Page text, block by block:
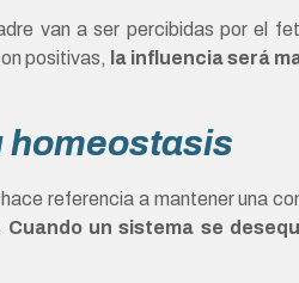
van a ser percibidas por el
positivas, la influencia será
homeostasis
referencia a mantener una
Cuando un sistema se